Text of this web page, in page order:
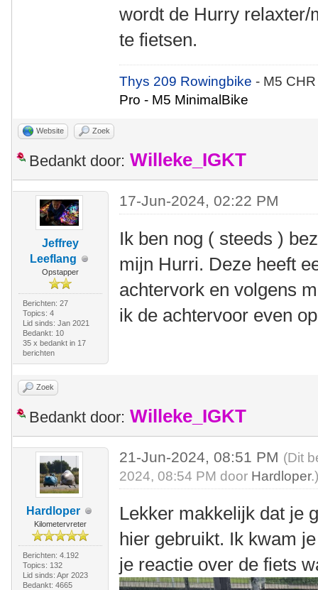
wordt de Hurry
te fietsen.
Thys 209 Rowingbike- M5
Pro - M5 MinimalBike
Website Zoek
Bedankt door: Willeke_IGKT
Jeffrey
Leeflang
Opstapper
Berichten: 27
Topics: 4
Lid sinds: Jan 2021
Bedankt: 10
35 x bedankt in 17
berichten
17-Jun-2024, 02:22 PM
Ik ben nog ( steeds )
mijn Hurri. Deze heeft
achtervork en volgens
ik de achtervoor even
Zoek
Bedankt door: Willeke_IGKT
Hardloper
Kilometervreter
Berichten: 4.192
Topics: 132
Lid sinds: Apr 2023
Bedankt: 4665
21-Jun-2024, 08:51 PM (Dit
2024, 08:54 PM door Hardloper
Lekker makkelijk dat je
hier gebruikt. Ik kwam
je reactie over de fiets